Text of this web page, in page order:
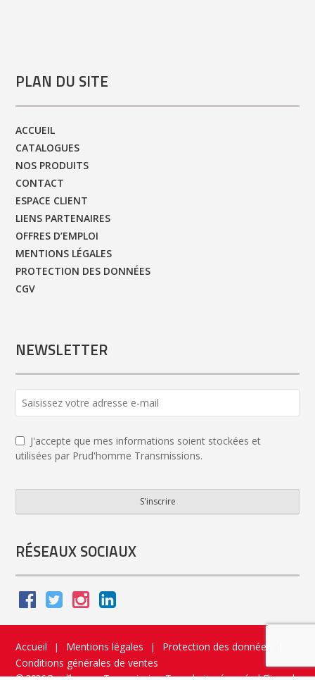
PLAN DU SITE
ACCUEIL
CATALOGUES
NOS PRODUITS
CONTACT
ESPACE CLIENT
LIENS PARTENAIRES
OFFRES D’EMPLOI
MENTIONS LÉGALES
PROTECTION DES DONNÉES
CGV
NEWSLETTER
Number *
J'accepte que mes informations soient stockées et
utilisées par Prud'homme Transmissions.
S'inscrire
RÉSEAUX SOCIAUX
Accueil | Mentions légales | Protection des données
Conditions générales de ventes